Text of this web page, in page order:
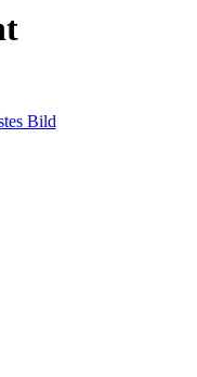
Bild